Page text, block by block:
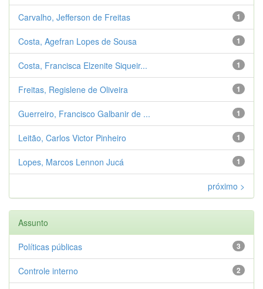
1
Carvalho, Jefferson de Freitas
1
Costa, Agefran Lopes de Sousa
1
Costa, Francisca Elzenite Siqueir...
1
Freitas, Regislene de Oliveira
1
Guerreiro, Francisco Galbanir de ...
1
Leitão, Carlos Victor Pinheiro
1
Lopes, Marcos Lennon Jucá
próximo >
Assunto
3
Políticas públicas
2
Controle interno